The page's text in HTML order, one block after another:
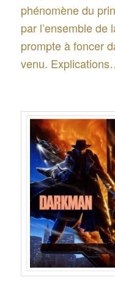
phénomène du
par l’ensemble de
prompte à foncer
venu.